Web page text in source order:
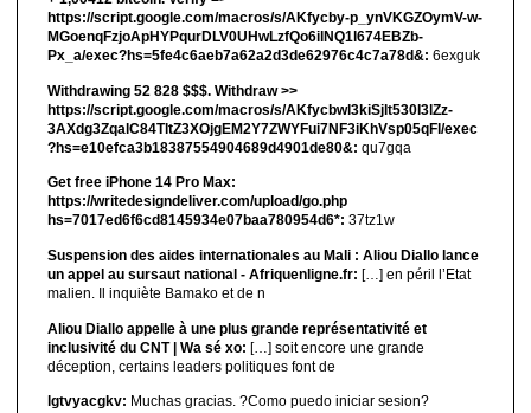
https://script.google.com/macros/s/AKfycby-p_ynVKGZOymV-w-
MGoenqFzjoApHYPqurDLV0UHwLzfQo6ilNQ1l674EBZb-
Px_a/exec?hs=5fe4c6aeb7a62a2d3de62976c4c7a78d&: 6exguk
Withdrawing 52 828 $$$. Withdrаw >>
https://script.google.com/macros/s/AKfycbwl3kiSjlt530I3lZz-
3AXdg3ZqalC84TltZ3XOjgEM2Y7ZWYFui7NF3iKhVsp05qFl/exec
?hs=e10efca3b18387554904689d4901de80&: qu7gqa
Get free iPhone 14 Pro Max:
https://writedesigndeliver.com/upload/go.php
hs=7017ed6f6cd8145934e07baa780954d6*: 37tz1w
Suspension des aides internationales au Mali : Aliou Diallo lance
un appel au sursaut national - Afriquenligne.fr: […] en péril l’Etat
malien. Il inquiète Bamako et de n
Aliou Diallo appelle à une plus grande représentativité et
inclusivité du CNT | Wa sé xo: […] soit encore une grande
déception, certains leaders politiques font de
lgtvyacgkv: Muchas gracias. ?Como puedo iniciar sesion?